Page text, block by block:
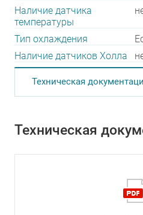
Наличие датчика
температуры
Тип охлаждения
Наличие датчиков Холла
Техническая
Техническая